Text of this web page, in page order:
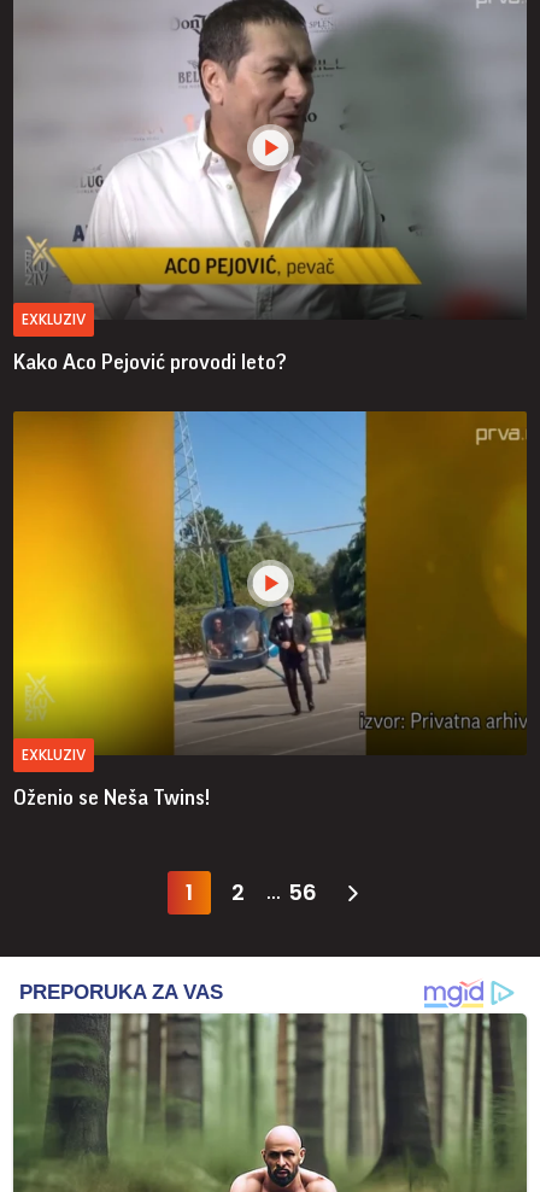
EXKLUZIV
Kako Aco Pejović provodi leto?
EXKLUZIV
Oženio se Neša Twins!
1 2 ... 56